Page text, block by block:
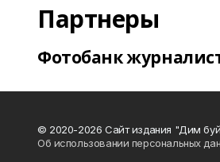
Партнеры
Фотобанк
© 2020-2026 Сайт издания "Дим
Об использовании персональных